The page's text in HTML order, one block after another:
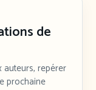
de
repérer
prochaine